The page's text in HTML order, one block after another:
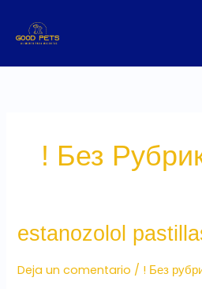
contenido
! Без
estanozolol
Deja un comentario / ! Без
estanozolol
pastillas